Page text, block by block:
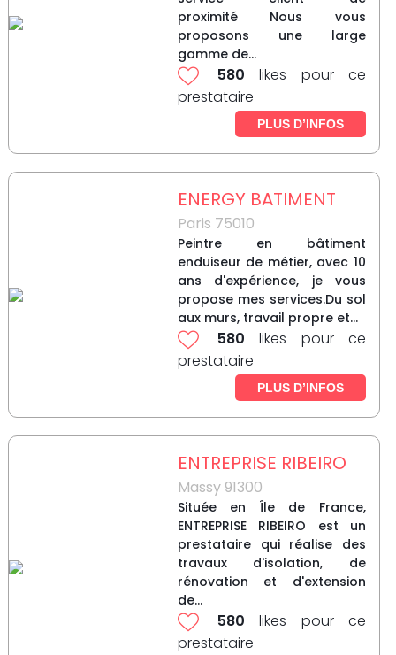
proximité Nous vous
proposons une large
gamme de...
580 likes pour ce
prestataire
PLUS D’INFOS
ENERGY BATIMENT
Paris 75010
Peintre en bâtiment
enduiseur de métier, avec 10
ans d'expérience, je vous
propose mes services.Du sol
aux murs, travail propre et...
580 likes pour ce
prestataire
PLUS D’INFOS
ENTREPRISE RIBEIRO
Massy 91300
Située en Île de France,
ENTREPRISE RIBEIRO est un
prestataire qui réalise des
travaux d'isolation, de
rénovation et d'extension
de...
580 likes pour ce
prestataire